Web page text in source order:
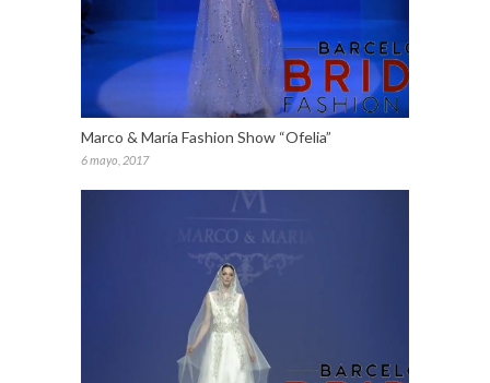
Marco & María Fashion Show “Ofelia”
6 mayo, 2017